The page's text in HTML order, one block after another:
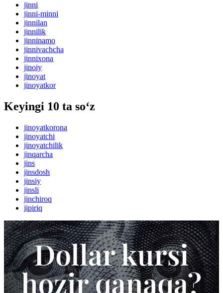
jinni
jinni-minni
jinnilan
jinnilik
jinninamo
jinnivachcha
jinnixona
jinoiy
jinoyat
jinoyatkor
Keyingi 10 ta so‘z
jinoyatkorona
jinoyatchi
jinoyatchilik
jinqarcha
jins
jinsdosh
jinsiy
jinsli
jinchiroq
jipiriq